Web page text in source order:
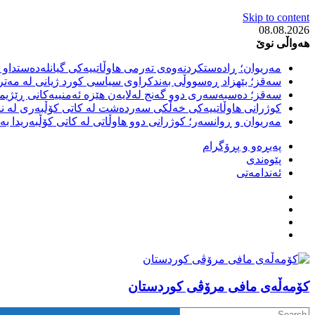
Skip to content
08.08.2026
هەواڵی نوێ
مەریوان؛ ڕادەستکردنەوەی تەرمی هاوڵاتییەکی
سەقز؛ بێهزاد ڕەسووڵی بەندکراوی سیاسی کورد ژیانی لە
سەقز؛ دەسبەسەری دوو گەنج لەلایەن هێزە ئەمنییەکانی
کوژرانی هاوڵاتییەکی خەڵکی سەردەشت لە کاتی کۆڵبەری لە
مەریوان و ڕوانسەر؛ کوژرانی دوو هاوڵاتی لە کاتی
پەیڕەو و پڕۆگرام
پێوەندی
ئەندامەتی
كۆمه‌ڵه‌ی مافی مرۆڤی کوردستان